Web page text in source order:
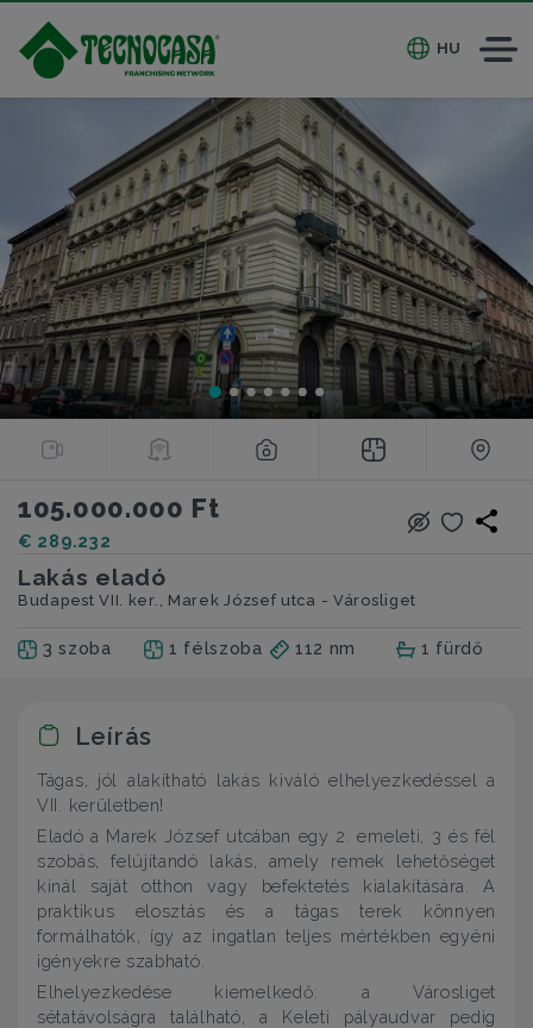
HU
105.000.000 Ft
€ 289.232
Lakás eladó
Budapest VII. ker., Marek József utca - Városliget
3 szoba 1 félszoba 112 nm 1 fürdő
Leírás
Tágas, jól alakítható lakás kiváló elhelyezkedéssel a
VII. kerületben!
Eladó a Marek József utcában egy 2. emeleti, 3 és fél
szobás, felújítandó lakás, amely remek lehetőséget
kínál saját otthon vagy befektetés kialakítására. A
praktikus elosztás és a tágas terek könnyen
formálhatók, így az ingatlan teljes mértékben egyéni
igényekre szabható.
Elhelyezkedése kiemelkedő: a Városliget
sétatávolságra található, a Keleti pályaudvar pedig